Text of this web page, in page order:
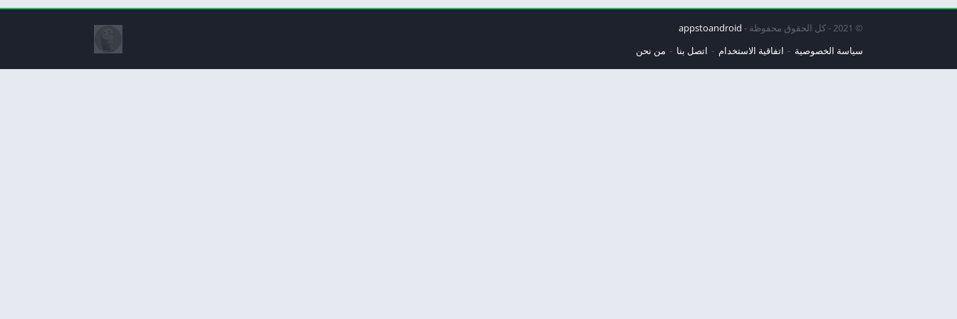
© 2021 - كل الحقوق محفوظة -
appstoandroid
سياسة الخصوصية
اتفاقية الاستخدام اتصل بنا من نحن